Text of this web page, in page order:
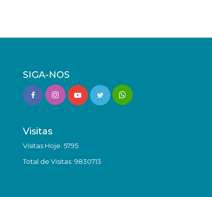
SIGA-NOS
Visitas
Visitas Hoje: 5795
Total de Visitas: 9830713